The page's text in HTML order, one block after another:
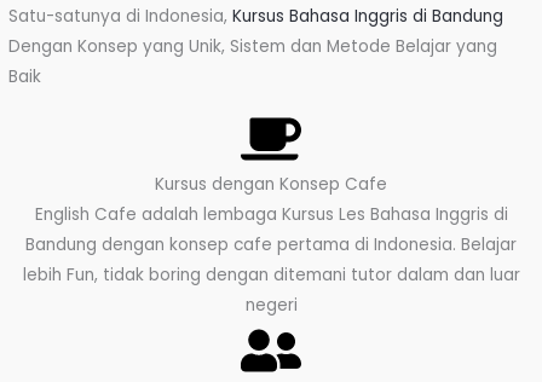
Satu-satunya di Indonesia,Kursus Bahasa Inggris di Bandung
Dengan Konsep yang Unik, Sistem dan Metode Belajar yang
Baik
Kursus dengan Konsep Cafe
English Cafe adalah lembaga Kursus Les Bahasa Inggris di
Bandung dengan konsep cafe pertama di Indonesia. Belajar
lebih Fun, tidak boring dengan ditemani tutor dalam dan luar
negeri